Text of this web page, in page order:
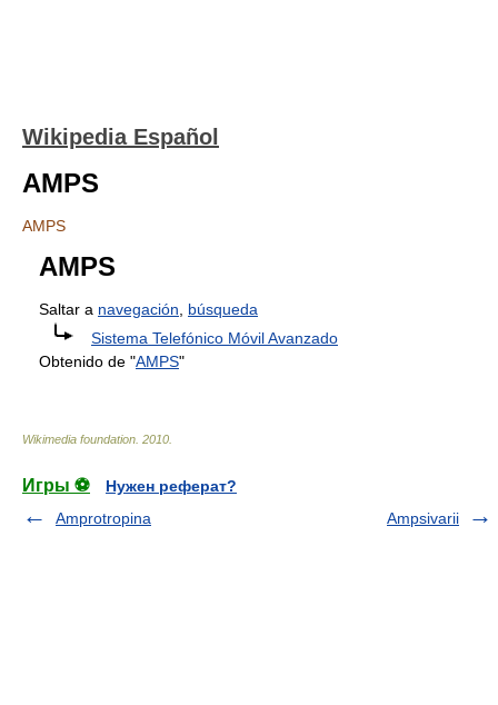
Wikipedia Español
AMPS
AMPS
AMPS
Saltar a navegación
búsqueda
Sistema Telefónico Móvil Avanzado
Obtenido de "AMPS"
Wikimedia foundation 2010
Игры ⚽
Нужен реферат?
Amprotropina
Ampsivarii